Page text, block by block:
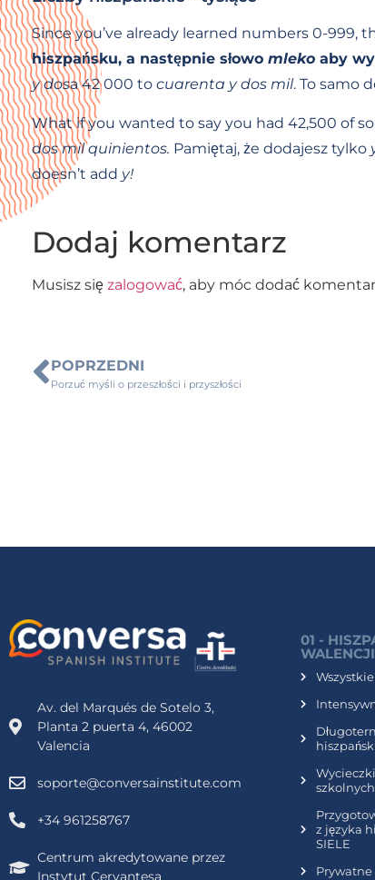
Since you’ve already learned numbers 0-999,
hiszpańsku, a następnie słowo mleko aby
y dosa 42 000 to cuarenta y dos mil. To samo
What if you wanted to say you had 42,500 of
dos mil quinientos. Pamiętaj, że dodajesz tylko
doesn’t add y!
Dodaj komentarz
Musisz się zalogować, aby móc dodać
POPRZEDNI
Porzuć myśli o przeszłości i przyszłości
Av. del Marqués de Sotelo 3,
Planta 2 puerta 4, 46002
Valencia
soporte@conversainstitute.com
+34 961258767
Centrum akredytowane przez
Instytut Cervantesa
01 -
WALENCJI
szkolnych
z języka
SIELE